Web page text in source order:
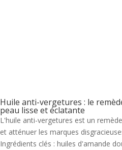
Huile anti-vergetures : le
peau lisse et éclatante
L'huile anti-vergetures est un
et atténuer les marques
Ingrédients clés : huiles d'amande